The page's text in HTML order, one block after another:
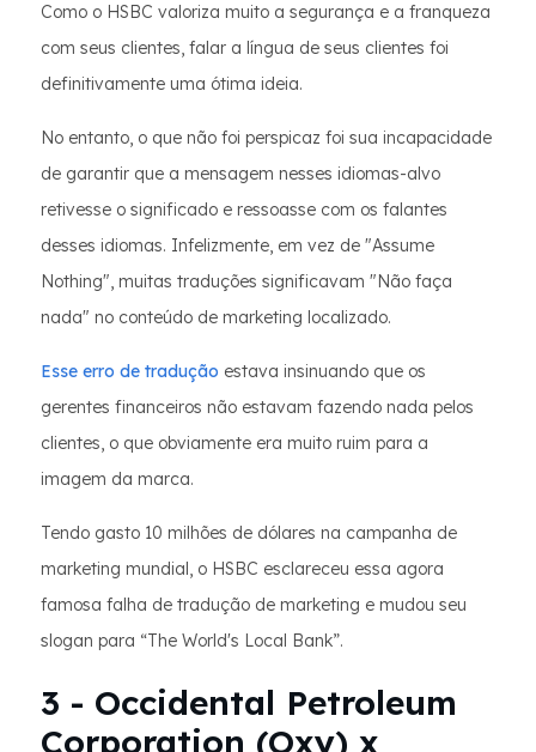
Como o HSBC valoriza muito a segurança e a franqueza
com seus clientes, falar a língua de seus clientes foi
definitivamente uma ótima ideia.
No entanto, o que não foi perspicaz foi sua incapacidade
de garantir que a mensagem nesses idiomas-alvo
retivesse o significado e ressoasse com os falantes
desses idiomas. Infelizmente, em vez de "Assume
Nothing", muitas traduções significavam "Não faça
nada" no conteúdo de marketing localizado.
Esse erro de tradução estava insinuando que os
gerentes financeiros não estavam fazendo nada pelos
clientes, o que obviamente era muito ruim para a
imagem da marca.
Tendo gasto 10 milhões de dólares na campanha de
marketing mundial, o HSBC esclareceu essa agora
famosa falha de tradução de marketing e mudou seu
slogan para “The World's Local Bank”.
3 - Occidental Petroleum
Corporation (Oxy) x